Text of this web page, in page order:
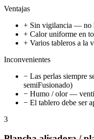
Ventajas
+ Sin vigilancia — no
+ Calor uniforme en
+ Varios tableros a la
Inconvenientes
− Las perlas siempre
semiFusionado)
− Humo / olor —
− El tablero debe ser
3